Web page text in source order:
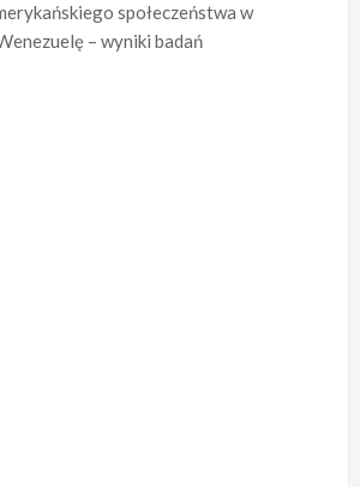
społeczeństwa w
– wyniki badań